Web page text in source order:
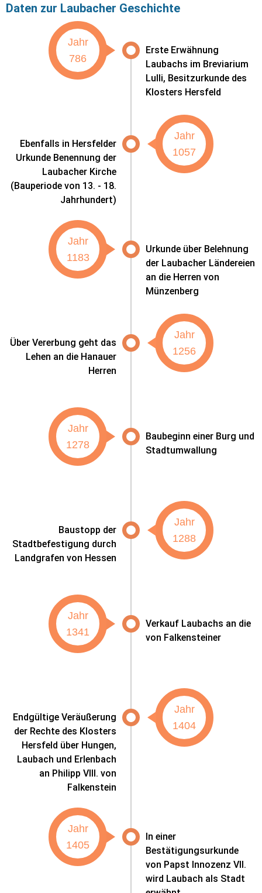
Daten zur Laubacher Geschichte
Jahr
786
Erste Erwähnung
Laubachs im Breviarium
Lulli, Besitzurkunde des
Klosters Hersfeld
Jahr
1057
Ebenfalls in Hersfelder
Urkunde Benennung der
Laubacher Kirche
(Bauperiode von 13. - 18.
Jahrhundert)
Jahr
1183
Urkunde über Belehnung
der Laubacher Ländereien
an die Herren von
Münzenberg
Jahr
1256
Über Vererbung geht das
Lehen an die Hanauer
Herren
Jahr
1278
Baubeginn einer Burg und
Stadtumwallung
Jahr
1288
Baustopp der
Stadtbefestigung durch
Landgrafen von Hessen
Jahr
1341
Verkauf Laubachs an die
von Falkensteiner
Jahr
1404
Endgültige Veräußerung
der Rechte des Klosters
Hersfeld über Hungen,
Laubach und Erlenbach
an Philipp VIII. von
Falkenstein
Jahr
1405
In einer
Bestätigungsurkunde
von Papst Innozenz VII.
wird Laubach als Stadt